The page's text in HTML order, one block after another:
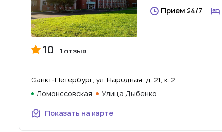
Прием 24/7
10 1 отзыв
Санкт-Петербург, ул. Народная, д. 21, к. 2
Ломоносовская
Улица Дыбенко
Показать на карте